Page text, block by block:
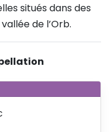
situés dans des
de l’Orb.